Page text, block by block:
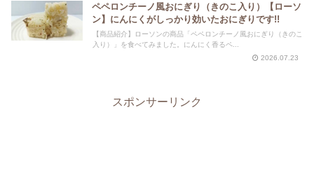
ペペロンチーノ風おにぎり（きのこ入り）【ローソ
ン】にんにくがしっかり効いたおにぎりです!!
【商品紹介】ローソンの商品「ペペロンチーノ風おにぎり（きのこ
入り）」を食べてみました。にんにく香るペ...
2026.07.23
スポンサーリンク